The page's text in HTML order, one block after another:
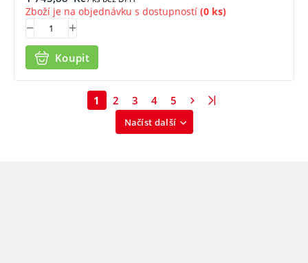
Zboží je na objednávku s dostupností (0 ks)
Koupit
Načíst další
1 2 3 4 5